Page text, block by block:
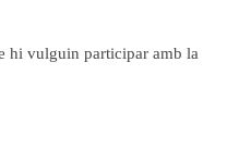
hi vulguin participar amb la